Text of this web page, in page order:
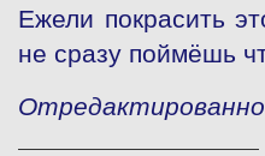
Ежели покрасить
не сразу поймёшь